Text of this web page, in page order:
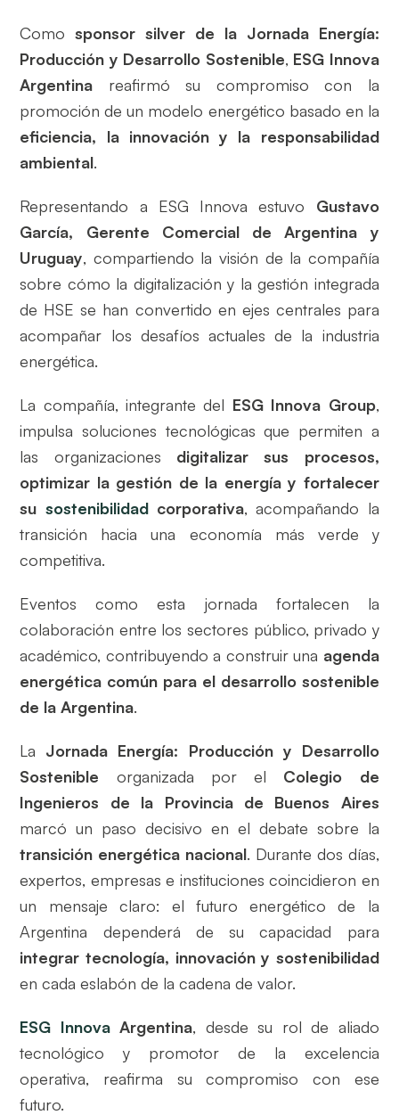
Comosponsor silver de la Jornada Energía:
Producción y Desarrollo Sostenible, ESG Innova
Argentina reafirmó su compromiso con la
promoción de un modelo energético basado en la
eficiencia, la innovación y la responsabilidad
ambiental.
Representando a ESG Innova estuvo Gustavo
García, Gerente Comercial de Argentina y
Uruguay, compartiendo la visión de la compañía
sobre cómo la digitalización y la gestión integrada
de HSE se han convertido en ejes centrales para
acompañar los desafíos actuales de la industria
energética.
La compañía, integrante del ESG Innova Group,
impulsa soluciones tecnológicas que permiten a
las organizaciones digitalizar sus procesos,
optimizar la gestión de la energía y fortalecer
su sostenibilidadcorporativa, acompañando la
transición hacia una economía más verde y
competitiva.
Eventos como esta jornada fortalecen la
colaboración entre los sectores público, privado y
académico, contribuyendo a construir una agenda
energética común para el desarrollo sostenible
de la Argentina.
La Jornada Energía: Producción y Desarrollo
Sostenible organizada por el Colegio de
Ingenieros de la Provincia de Buenos Aires
marcó un paso decisivo en el debate sobre la
transición energética nacional. Durante dos días,
expertos, empresas e instituciones coincidieron en
un mensaje claro: el futuro energético de la
Argentina dependerá de su capacidad para
integrar tecnología, innovación y sostenibilidad
en cada eslabón de la cadena de valor.
ESG InnovaArgentina, desde su rol de aliado
tecnológico y promotor de la excelencia
operativa, reafirma su compromiso con ese
futuro.